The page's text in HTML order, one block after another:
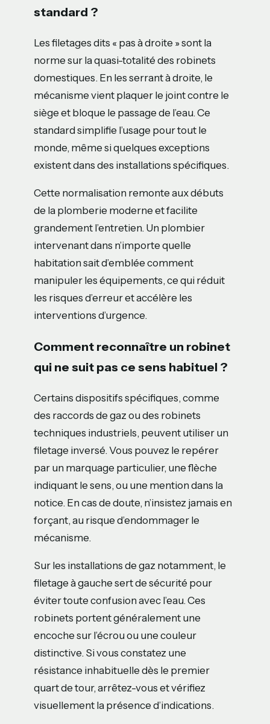
standard ?
Les filetages dits « pas à droite » sont la
norme sur la quasi-totalité des robinets
domestiques. En les serrant à droite, le
mécanisme vient plaquer le joint contre le
siège et bloque le passage de l’eau. Ce
standard simplifie l’usage pour tout le
monde, même si quelques exceptions
existent dans des installations spécifiques.
Cette normalisation remonte aux débuts
de la plomberie moderne et facilite
grandement l’entretien. Un plombier
intervenant dans n’importe quelle
habitation sait d’emblée comment
manipuler les équipements, ce qui réduit
les risques d’erreur et accélère les
interventions d’urgence.
Comment reconnaître un robinet
qui ne suit pas ce sens habituel ?
Certains dispositifs spécifiques, comme
des raccords de gaz ou des robinets
techniques industriels, peuvent utiliser un
filetage inversé. Vous pouvez le repérer
par un marquage particulier, une flèche
indiquant le sens, ou une mention dans la
notice. En cas de doute, n’insistez jamais en
forçant, au risque d’endommager le
mécanisme.
Sur les installations de gaz notamment, le
filetage à gauche sert de sécurité pour
éviter toute confusion avec l’eau. Ces
robinets portent généralement une
encoche sur l’écrou ou une couleur
distinctive. Si vous constatez une
résistance inhabituelle dès le premier
quart de tour, arrêtez-vous et vérifiez
visuellement la présence d’indications.